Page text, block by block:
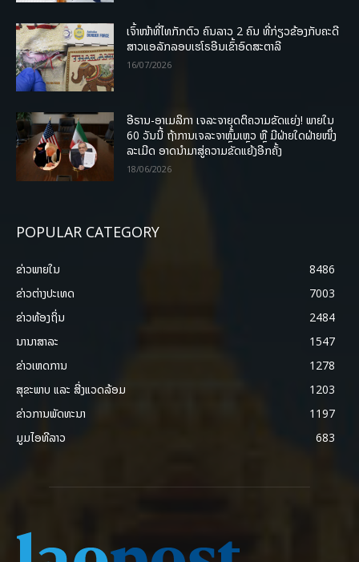
ເຈົ້າໜ້າທີ່ໄທກັກຕົວ ຄົນລາວ 2 ຄົນ ທີ່ກ່ຽວຂ້ອງກັບຄະດີ
ສາວແອລັກລອບເຮໂຣອີນເຂົ້າອົດສະຕາລີ
16/07/2026
ອີຣານ-ອາເມລິກາ ເຈລະຈາຍຸດຕິຄວາມຂັດແຍ່ງ! ພາຍໃນ
60 ວັນນີ້ ຖ້າການເຈລະຈາຫຼົ້ມເຫຼວ ຫຼື ມີຝ່າຍໃດຝ່າຍໜຶ່ງ
ລະເມີດ ອາດນໍາມາສູ່ຄວາມຂັດແຍ້ງອີກຄັ້ງ
18/06/2026
POPULAR CATEGORY
ຂ່າວພາຍ​ໃນ
8486
ຂ່າວຕ່າງປະເທດ
7003
ຂ່າວທ້ອງຖິ່ນ
2484
ນານາສາລະ
1547
ຂ່າວເຫດການ
1278
ສຸຂະພາບ ແລະ ສີ່ງແວດລ້ອມ
1203
ຂ່າວການພັດທະນາ
1197
ມູມໄອທີລາວ
683